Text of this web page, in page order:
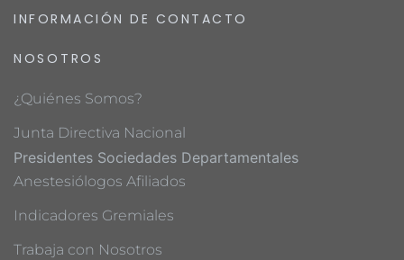
INFORMACIÓN DE CONTACTO
NOSOTROS
¿Quiénes Somos?
Junta Directiva Nacional
Presidentes Sociedades Departamentales
Anestesiólogos Afiliados
Indicadores Gremiales
Trabaja con Nosotros